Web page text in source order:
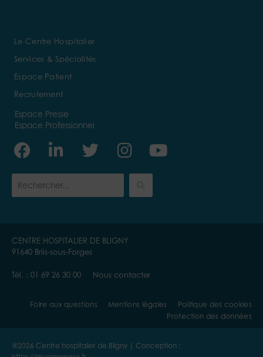
Le Centre Hospitalier
Services & Spécialités
Espace Patient
Recrutement
Espace Presse
Espace Professionnel
FacebookLinkedin-
in
TwitterInstagram
CENTRE HOSPITALIER DE BLIGNY
91640 Briis-sous-Forges
Tél. : 01 69 26 30 00 Nous contacter
Foire aux questions Mentions légales
Politique des cookies
Protection des données
@2026 Centre hospitalier de Bligny | Conception :